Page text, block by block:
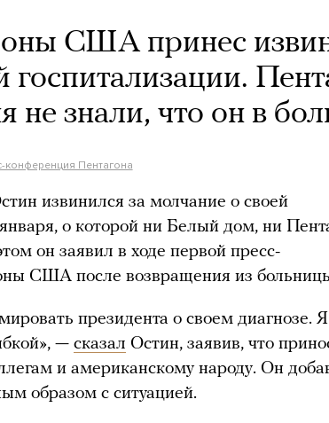
США принес
госпитализации.
не знали, что он в
конференция Пентагона
извинился за молчание о своей
о которой ни Белый дом, ни
он заявил в ходе первой пресс-
США после возвращения из
президента о своем диагнозе. Я
— сказал Остин, заявив, что
и американскому народу. Он
образом с ситуацией.